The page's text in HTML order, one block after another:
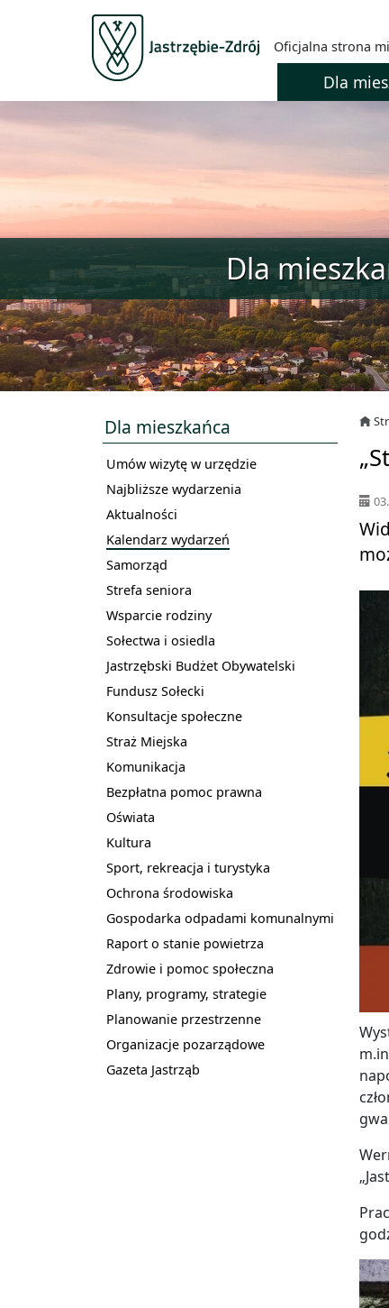
Oficjalna strona
Dla
Dla
Dla mieszkańca
Umów wizytę w urzędzie
Najbliższe wydarzenia
Aktualności
Kalendarz wydarzeń
Samorząd
Strefa seniora
Wsparcie rodziny
Sołectwa i osiedla
Jastrzębski Budżet Obywatelski
Fundusz Sołecki
Konsultacje społeczne
Straż Miejska
Komunikacja
Bezpłatna pomoc prawna
Oświata
Kultura
Sport, rekreacja i turystyka
Ochrona środowiska
Gospodarka odpadami komunalnymi
Raport o stanie powietrza
Zdrowie i pomoc społeczna
Plany, programy, strategie
Planowanie przestrzenne
Organizacje pozarządowe
Gazeta Jastrząb